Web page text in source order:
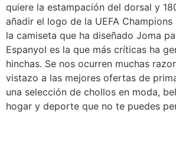
quiere la estampación del dorsal y
añadir el logo de la UEFA Champions
la camiseta que ha diseñado Joma
Espanyol es la que más críticas ha
hinchas. Se nos ocurren muchas
vistazo a las mejores ofertas de
una selección de chollos en moda,
hogar y deporte que no te puedes